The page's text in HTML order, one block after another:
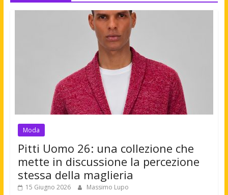
Moda
Pitti Uomo 26: una collezione che
mette in discussione la percezione
stessa della maglieria
15 Giugno 2026 Massimo Lupo